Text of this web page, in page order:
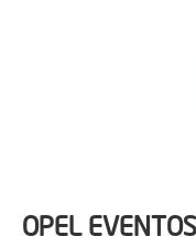
OPEL EVENTOS